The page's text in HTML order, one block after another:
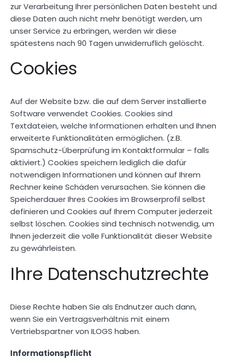
zur Verarbeitung Ihrer persönlichen Daten besteht und
diese Daten auch nicht mehr benötigt werden, um
unser Service zu erbringen, werden wir diese
spätestens nach 90 Tagen unwiderruflich gelöscht.
Cookies
Auf der Website bzw. die auf dem Server installierte
Software verwendet Cookies. Cookies sind
Textdateien, welche Informationen erhalten und Ihnen
erweiterte Funktionalitäten ermöglichen. (z.B.
Spamschutz-Überprüfung im Kontaktformular – falls
aktiviert.) Cookies speichern lediglich die dafür
notwendigen Informationen und können auf Ihrem
Rechner keine Schäden verursachen. Sie können die
Speicherdauer Ihres Cookies im Browserprofil selbst
definieren und Cookies auf Ihrem Computer jederzeit
selbst löschen. Cookies sind technisch notwendig, um
Ihnen jederzeit die volle Funktionalität dieser Website
zu gewährleisten.
Ihre Datenschutzrechte
Diese Rechte haben Sie als Endnutzer auch dann,
wenn Sie ein Vertragsverhältnis mit einem
Vertriebspartner von ILOGS haben.
Informationspflicht